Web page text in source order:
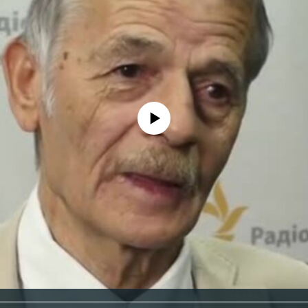
No media source currently available